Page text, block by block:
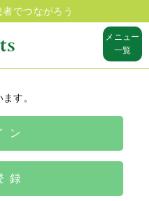
でつながろう
メニュー
一覧
す。
ン
録